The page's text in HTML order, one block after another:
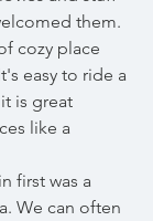
them.
cozy place
easy to ride a
is great
like a
first was a
We can often